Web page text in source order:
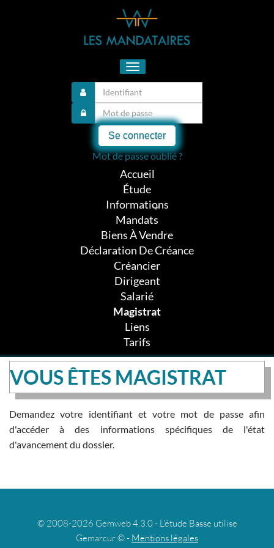
Toggle
navigation
Se connecter
Mot de passe oublié ?
Accueil
Étude
Informations
Mandats
Biens À Vendre
Déclaration De Créance
Créancier
Dirigeant
Salarié
Magistrat
Liens
Tarifs
VOUS ÊTES MAGISTRAT
Demandez votre identifiant et votre mot de passe afin
d'accéder à des informations spécifiques de l'état
d'avancement du dossier.
© 2008-2026 Gemweb 4.3.0 - L'étude Basse utilise
Gemarcur © - Mentions légales